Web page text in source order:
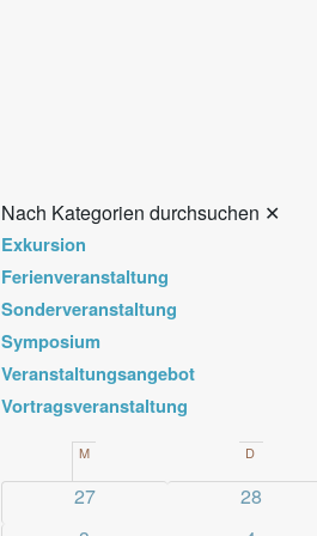
Nach Kategorien durchsuchen ✕
Exkursion
Ferienveranstaltung
Sonderveranstaltung
Symposium
Veranstaltungsangebot
Vortragsveranstaltung
Kalender
von
M D
0
27
0
28